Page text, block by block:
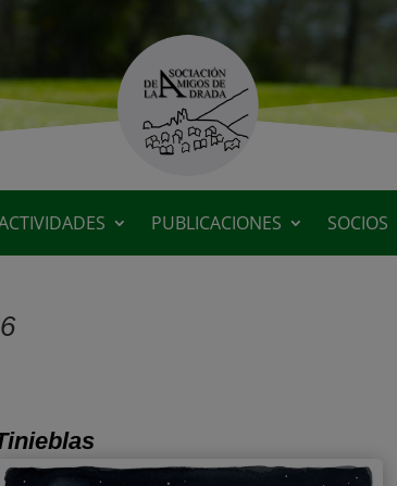
PUBLICACIONES SOCIOS